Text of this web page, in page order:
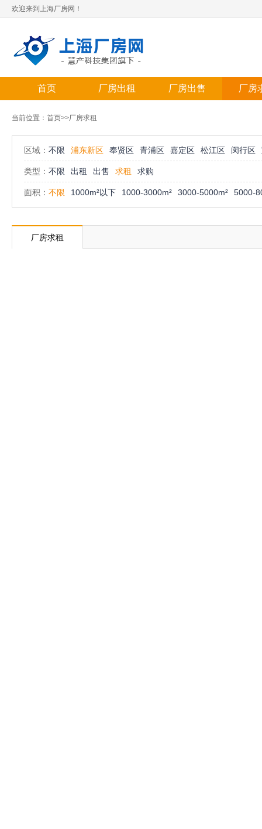
欢迎来到上海厂房网！
首页 厂房出租 厂房出售 厂房
当前位置： 首页>>厂房求租
区域： 不限 浦东新区 奉贤区 青浦区 嘉定区 松江区 闵行区
类型： 不限 出租 出售 求租 求购
面积： 不限 1000m²以下 1000-3000m² 3000-5000m² 5000-
厂房求租